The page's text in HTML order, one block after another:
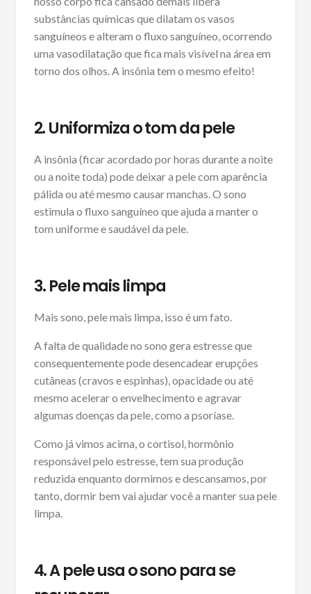
substâncias químicas que dilatam os vasos
sanguíneos e alteram o fluxo sanguíneo, ocorrendo
uma vasodilatação que fica mais visível na área em
torno dos olhos. A insônia tem o mesmo efeito!
2. Uniformiza o tom da pele
A insônia (ficar acordado por horas durante a noite
ou a noite toda) pode deixar a pele com aparência
pálida ou até mesmo causar manchas. O sono
estimula o fluxo sanguíneo que ajuda a manter o
tom uniforme e saudável da pele.
3. Pele mais limpa
Mais sono, pele mais limpa, isso é um fato.
A falta de qualidade no sono gera estresse que
consequentemente pode desencadear erupções
cutâneas (cravos e espinhas), opacidade ou até
mesmo acelerar o envelhecimento e agravar
algumas doenças da pele, como a psoríase.
Como já vimos acima, o cortisol, hormônio
responsável pelo estresse, tem sua produção
reduzida enquanto dormimos e descansamos, por
tanto, dormir bem vai ajudar você a manter sua pele
limpa.
4. A pele usa o sono para se